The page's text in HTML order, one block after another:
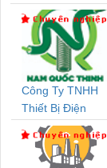
Công Ty TNHH
Thiết Bị Điện
Nam Quốc Thịnh